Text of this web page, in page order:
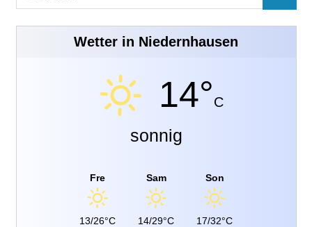
nach:
Wetter in Niedernhausen
14°C
sonnig
Fre
13/26°C
Sam
14/29°C
Son
17/32°C